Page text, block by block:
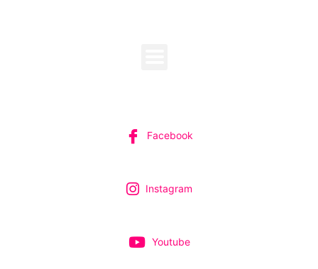
Facebook
Instagram
Youtube